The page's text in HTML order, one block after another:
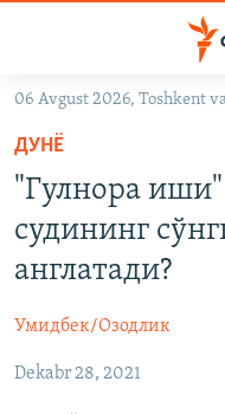
Асосий
навигацияга
ўтинг
Қидиришга
ўтинг
OZODVIDEO
OZODARXIV
На русском
ИЖТИМОИЙ ТАРМОҚЛАР
06 Avgust 2026, Toshkent
ДУНË
"Гулнора
судининг
англатади?
Умидбек/Озодлик
Dekabr 28, 2021